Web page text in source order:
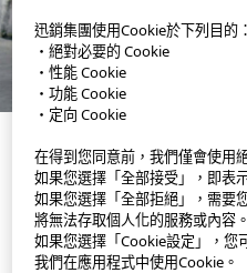
迅銷集團使用Cookie於下列目的：
・絕對必要的 Cookie
・性能 Cookie
・功能 Cookie
・定向 Cookie
在得到您同意前，我們僅會使用
如果您選擇「全部接受」，即表
如果您選擇「全部拒絕」，需要
將無法存取個人化的服務或內容。
如果您選擇「Cookie設定」，您
我們在應用程式中使用Cookie。